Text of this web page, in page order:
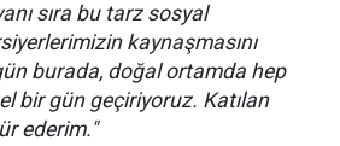
sıra bu tarz sosyal
kaynaşmasını
burada, doğal ortamda hep
bir gün geçiriyoruz. Katılan
ederim."